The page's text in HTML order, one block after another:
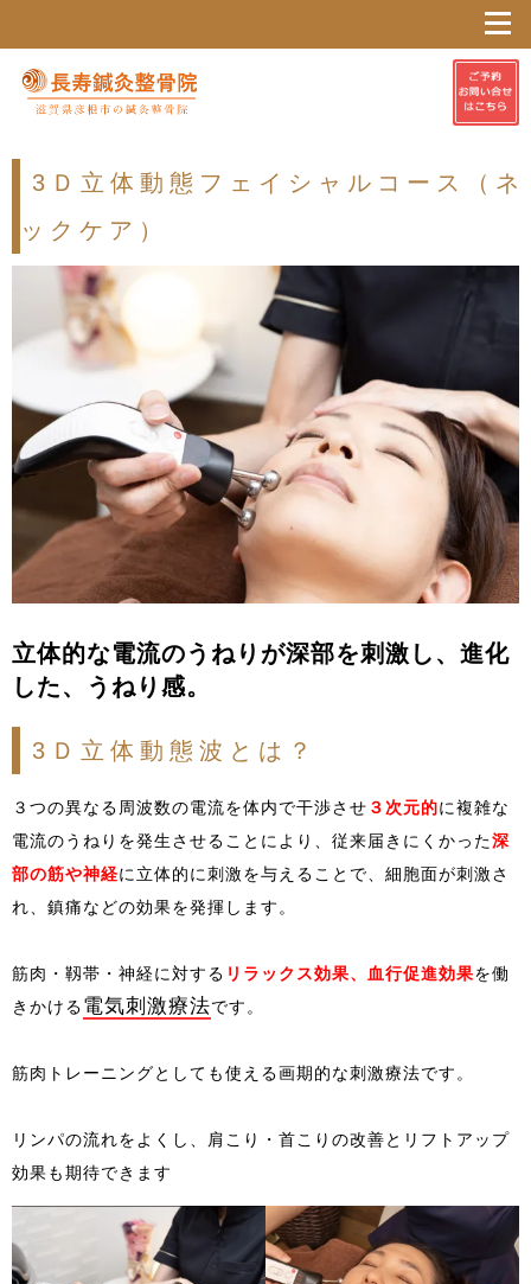
3Ｄ立体動態フェイシャルコース（ネ
ックケア）
立体的な電流のうねりが深部を刺激し、進化
した、うねり感。
3Ｄ立体動態波とは？
３つの異なる周波数の電流を体内で干渉させ ３次元的に複雑な
電流のうねりを発生させることにより、従来届きにくかった深
部の筋や神経に立体的に刺激を与えることで、細胞面が刺激さ
れ、鎮痛などの効果を発揮します。
筋肉・靱帯・神経に対する リラックス効果、血行促進効果を働
きかける電気刺激療法です。
筋肉トレーニングとしても使える画期的な刺激療法です。
リンパの流れをよくし、肩こり・首こりの改善とリフトアップ
効果も期待できます